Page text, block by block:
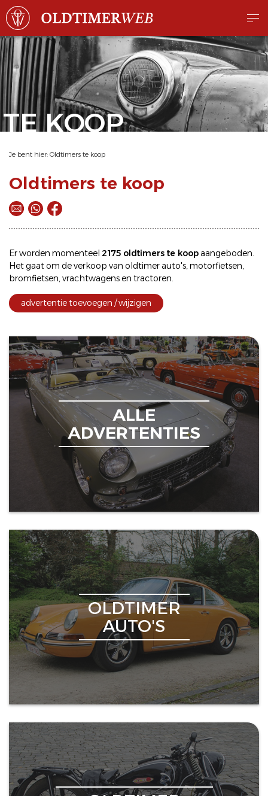
TE KOOP
Je bent hier: Oldtimers te koop
Oldtimers te koop
Er worden momenteel 2175 oldtimers te koopaangeboden.
Het gaat om deverkoop van oldtimerauto's,motorfietsen,
bromfietsen,vrachtwagens en tractoren.
advertentie toevoegen / wijzigen
ALLE
ADVERTENTIES
OLDTIMER
AUTO'S